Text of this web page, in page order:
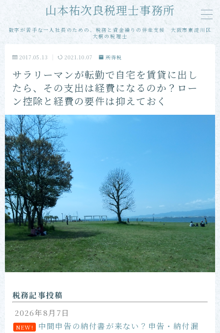
山本祐次良税理士事務所
数字が苦手な一人社長のための、税務と資金繰りの伴走支援 大阪市東淀川区
大桐の税理士
MENU
単発・スポット相談
単発・スポット申告
当事務所の特徴
お客様の声
プロフィール
お問い合わせ
2017.05.13 2021.10.07 所得税
サラリーマンが転勤で自宅を賃貸に出し
たら、その支出は経費になるのか？ロー
ン控除と経費の要件は抑えておく
税務記事投稿
2026年8月7日
NEW! 中間申告の納付書が来ない？申告・納付漏